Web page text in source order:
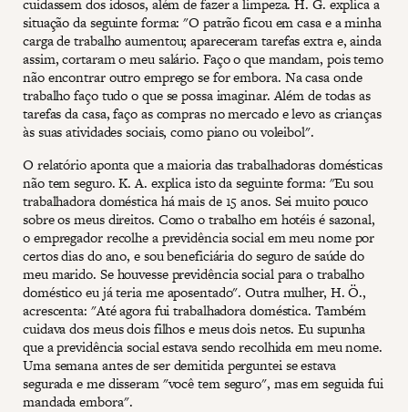
situação da seguinte forma: "O patrão ficou em casa e a minha
carga de trabalho aumentou; apareceram tarefas extra e, ainda
assim, cortaram o meu salário. Faço o que mandam, pois temo
não encontrar outro emprego se for embora. Na casa onde
trabalho faço tudo o que se possa imaginar. Além de todas as
tarefas da casa, faço as compras no mercado e levo as crianças
às suas atividades sociais, como piano ou voleibol".
O relatório aponta que a maioria das trabalhadoras domésticas
não tem seguro. K. A. explica isto da seguinte forma: "Eu sou
trabalhadora doméstica há mais de 15 anos. Sei muito pouco
sobre os meus direitos. Como o trabalho em hotéis é sazonal,
o empregador recolhe a previdência social em meu nome por
certos dias do ano, e sou beneficiária do seguro de saúde do
meu marido. Se houvesse previdência social para o trabalho
doméstico eu já teria me aposentado". Outra mulher, H. Ö.,
acrescenta: "Até agora fui trabalhadora doméstica. Também
cuidava dos meus dois filhos e meus dois netos. Eu supunha
que a previdência social estava sendo recolhida em meu nome.
Uma semana antes de ser demitida perguntei se estava
segurada e me disseram "você tem seguro", mas em seguida fui
mandada embora".